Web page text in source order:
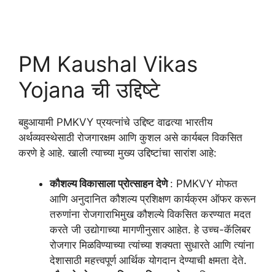
PM Kaushal Vikas
Yojana ची उद्दिष्टे
बहुआयामी PMKVY प्रयत्नांचे उद्दिष्ट वाढत्या भारतीय
अर्थव्यवस्थेसाठी रोजगारक्षम आणि कुशल असे कार्यबल विकसित
करणे हे आहे. खाली त्याच्या मुख्य उद्दिष्टांचा सारांश आहे:
कौशल्य विकासाला प्रोत्साहन देणे: PMKVY मोफत
आणि अनुदानित कौशल्य प्रशिक्षण कार्यक्रम ऑफर करून
तरुणांना रोजगाराभिमुख कौशल्ये विकसित करण्यात मदत
करते जी उद्योगाच्या मागणीनुसार आहेत. हे उच्च-कॅलिबर
रोजगार मिळविण्याच्या त्यांच्या शक्यता सुधारते आणि त्यांना
देशासाठी महत्त्वपूर्ण आर्थिक योगदान देण्याची क्षमता देते.